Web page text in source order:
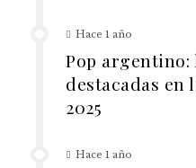
Hace 1 año
Pop argentino:
destacadas en
2025
Hace 1 año